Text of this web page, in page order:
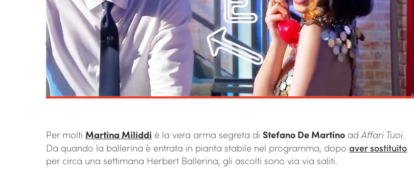
Per molti Martina Miliddi è la vera arma segreta di Stefano De Martino adAffari Tuoi.
Da quando la ballerina è entrata in pianta stabile nel programma, dopo aver sostituito
per circa una settimana Herbert Ballerina, gli ascolti sono via via saliti.